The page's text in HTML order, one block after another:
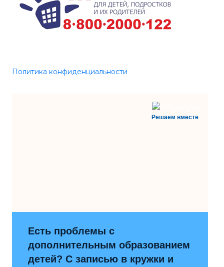
Политика конфиденциальности
Решаем вместе
Есть проблемы с
дополнительным образованием
детей? С записью в кружки и